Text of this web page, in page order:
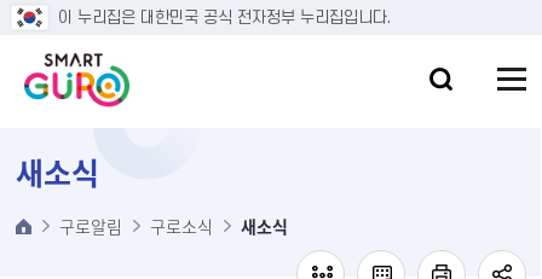
본문 바로가기
이 누리집은 대한민국 공식 전자정부 누리집입니다.
새소식
구로알림 구로소식 새소식